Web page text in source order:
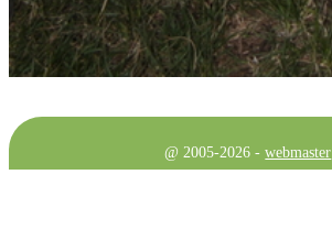
@ 2005-2026 -webmaster